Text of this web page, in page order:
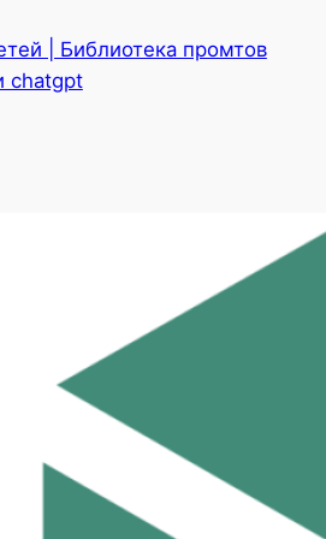
| Библиотека промтов
chatgpt